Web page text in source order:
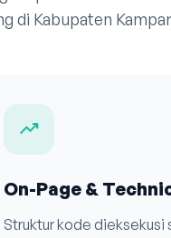
di Kabupaten
trending_up
On-Page &
Struktur kode dieksekusi